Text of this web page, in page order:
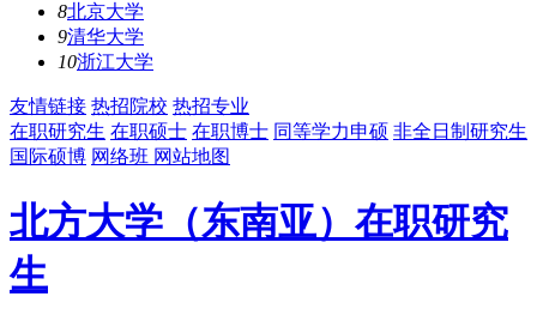
8北京大学
9清华大学
10浙江大学
友情链接 热招院校 热招专业
在职研究生 在职硕士 在职博士 同等学力申硕 非全日制研究生
国际硕博 网络班 网站地图
北方大学（东南亚）在职研究
生